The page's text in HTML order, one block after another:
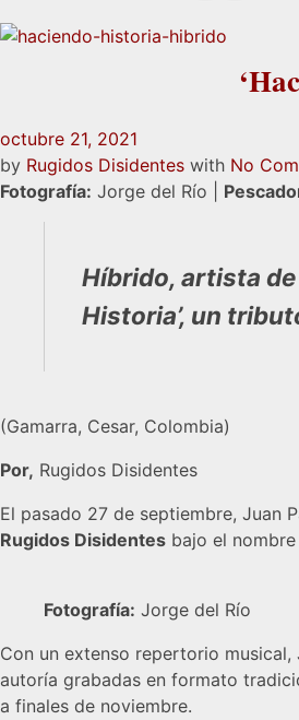
octubre 21, 2021
by Rugidos Disidentes with No
Fotografía: Jorge del Río |
Híbrido, artista
Historia’, un
(Gamarra, Cesar, Colombia)
Por, Rugidos Disidentes
El pasado 27 de septiembre, Juan
Rugidos Disidentes bajo el
Fotografía: Jorge del Río
Con un extenso repertorio
autoría grabadas en formato
a finales de noviembre.